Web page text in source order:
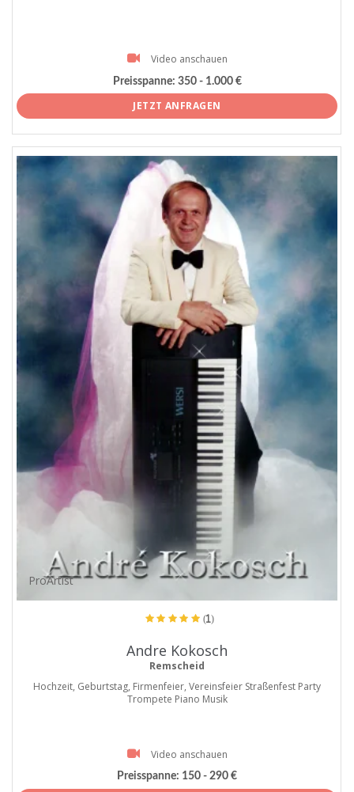
Video anschauen
Preisspanne: 350 - 1.000 €
JETZT ANFRAGEN
ProArtist
(1)
Andre Kokosch
Remscheid
Hochzeit, Geburtstag, Firmenfeier, Vereinsfeier Straßenfest Party
Trompete Piano Musik
Video anschauen
Preisspanne: 150 - 290 €